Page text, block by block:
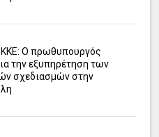
Ο πρωθυπουργός
την εξυπηρέτηση των
σχεδιασμών στην